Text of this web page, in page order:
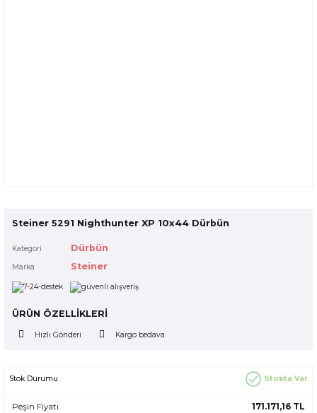
Steiner 5291 Nighthunter XP 10x44 Dürbün
Kategori Dürbün
Marka Steiner
ÜRÜN ÖZELLİKLERİ
Hızlı Gönderi Kargo bedava
Stok Durumu Stokta Var
Peşin Fiyatı 171.171,16 TL